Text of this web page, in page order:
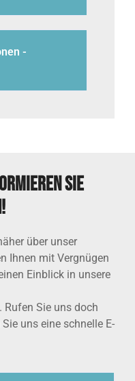
-
Sie
über unser
Ihnen mit Vergnügen
Einblick in unsere
Rufen Sie uns doch
uns eine schnelle E-